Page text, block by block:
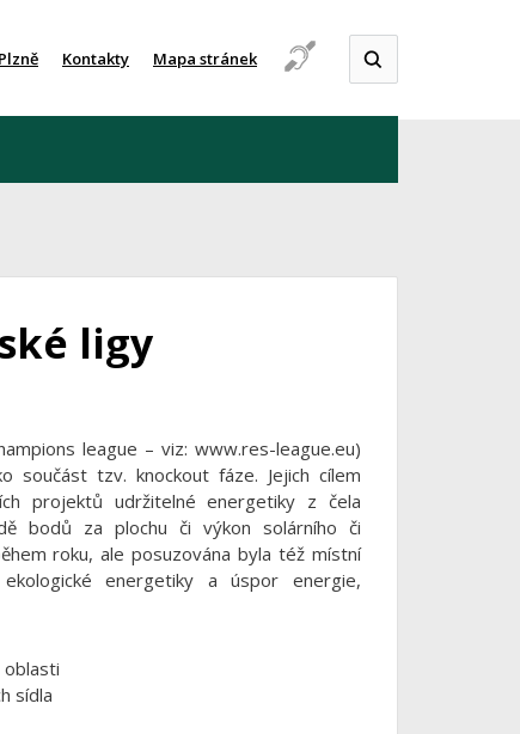
Kontakty Mapa stránek
ligy
league – viz: www.res-league.eu)
součást tzv. knockout fáze. Jejich cílem
projektů udržitelné energetiky z čela
bodů za plochu či výkon solárního či
roku, ale posuzována byla též místní
energetiky a úspor energie,
oblasti
sídla